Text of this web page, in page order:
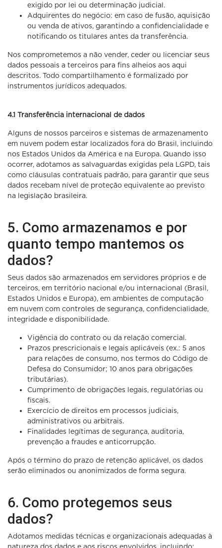
exigido por lei ou determinação judicial.
Adquirentes do negócio: em caso de fusão, aquisição
ou venda de ativos, garantindo a confidencialidade e
notificando os titulares antes da transferência.
Nos comprometemos a não vender, ceder ou licenciar seus
dados pessoais a terceiros para fins alheios aos aqui
descritos. Todo compartilhamento é formalizado por
instrumentos jurídicos adequados.
4.1 Transferência internacional de dados
Alguns de nossos parceiros e sistemas de armazenamento
em nuvem podem estar localizados fora do Brasil, incluindo
nos Estados Unidos da América e na Europa. Quando isso
ocorrer, adotamos as salvaguardas exigidas pela LGPD, tais
como cláusulas contratuais padrão, para garantir que seus
dados recebam nível de proteção equivalente ao previsto
na legislação brasileira.
5. Como armazenamos e por
quanto tempo mantemos os
dados?
Seus dados são armazenados em servidores próprios e de
terceiros, em território nacional e/ou internacional (Brasil,
Estados Unidos e Europa), em ambientes de computação
em nuvem com controles de segurança, confidencialidade,
integridade e disponibilidade.
Vigência do contrato ou da relação comercial.
Prazos prescricionais e legais aplicáveis (ex.: 5 anos
para relações de consumo, nos termos do Código de
Defesa do Consumidor; 10 anos para obrigações
tributárias).
Cumprimento de obrigações legais, regulatórias ou
fiscais.
Exercício de direitos em processos judiciais,
administrativos ou arbitrais.
Finalidades legítimas de segurança, auditoria,
prevenção a fraudes e anticorrupção.
Após o término do prazo de retenção aplicável, os dados
serão eliminados ou anonimizados de forma segura.
6. Como protegemos seus
dados?
Adotamos medidas técnicas e organizacionais adequadas à